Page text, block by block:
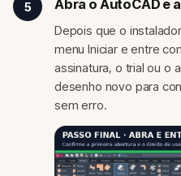
5 Abra o AutoCAD e
Depois que o
menu Iniciar e entre
assinatura, o trial ou o
desenho novo para
sem erro.